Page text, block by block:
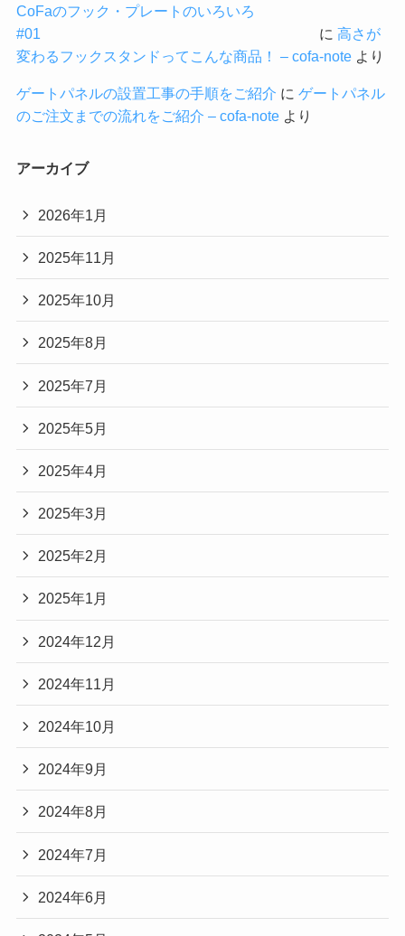
CoFaのフック・プレートのいろいろ
#01
に 高さが
変わるフックスタンドってこんな商品！ – cofa-noteより
ゲートパネルの設置工事の手順をご紹介 に ゲートパネル
のご注文までの流れをご紹介 – cofa-noteより
アーカイブ
2026年1月
2025年11月
2025年10月
2025年8月
2025年7月
2025年5月
2025年4月
2025年3月
2025年2月
2025年1月
2024年12月
2024年11月
2024年10月
2024年9月
2024年8月
2024年7月
2024年6月